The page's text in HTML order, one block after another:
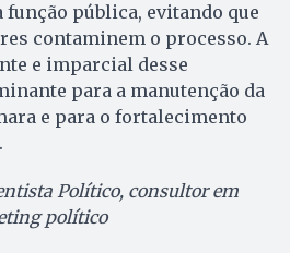
pública, evitando que
contaminem o processo. A
e imparcial desse
para a manutenção da
e para o fortalecimento
Político, consultor em
político